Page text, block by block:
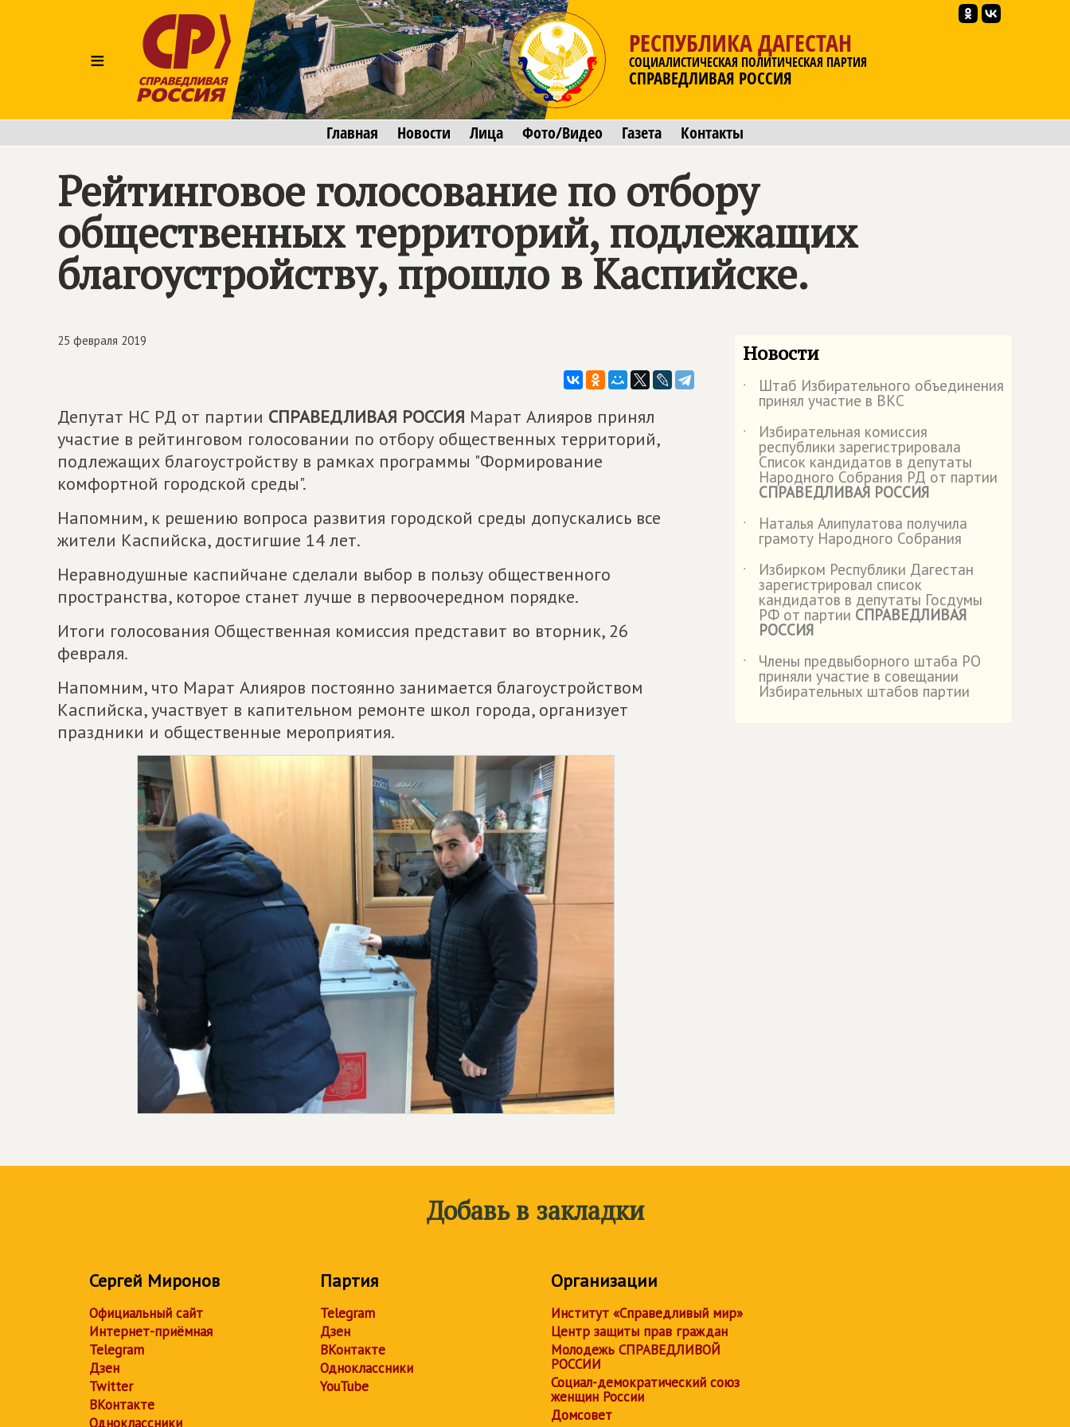
≡
РЕСПУБЛИКА ДАГЕСТАН
СОЦИАЛИСТИЧЕСКАЯ ПОЛИТИЧЕСКАЯ ПАРТИЯ
СПРАВЕДЛИВАЯ РОССИЯ
Главная Новости Лица Фото/Видео Газета Контакты
Рейтинговое голосование по отбору
общественных территорий, подлежащих
благоустройству, прошло в Каспийске.
25 февраля 2019
Депутат НС РД от партии СПРАВЕДЛИВАЯ РОССИЯ Марат Алияров принял
участие в рейтинговом голосовании по отбору общественных территорий,
подлежащих благоустройству в рамках программы "Формирование
комфортной городской среды".
Напомним, к решению вопроса развития городской среды допускались все
жители Каспийска, достигшие 14 лет.
Неравнодушные каспийчане сделали выбор в пользу общественного
пространства, которое станет лучше в первоочередном порядке.
Итоги голосования Общественная комиссия представит во вторник, 26
февраля.
Напомним, что Марат Алияров постоянно занимается благоустройством
Каспийска, участвует в капительном ремонте школ города, организует
праздники и общественные мероприятия.
Новости
˙ Штаб Избирательного объединения
принял участие в ВКС
˙
Избирательная комиссия
республики зарегистрировала
Список кандидатов в депутаты
Народного Собрания РД от партии
СПРАВЕДЛИВАЯ РОССИЯ
˙
Наталья Алипулатова получила
грамоту Народного Собрания
˙
Избирком Республики Дагестан
зарегистрировал список
кандидатов в депутаты Госдумы
РФ от партии СПРАВЕДЛИВАЯ
РОССИЯ
˙
Члены предвыборного штаба РО
приняли участие в совещании
Избирательных штабов партии
Добавь в закладки
Сергей Миронов
Официальный сайт
Интернет-приёмная
Telegram
Дзен
Twitter
ВКонтакте
Одноклассники
Партия
Telegram
Дзен
ВКонтакте
Одноклассники
YouTube
Организации
Институт «Справедливый мир»
Центр защиты прав граждан
Молодежь СПРАВЕДЛИВОЙ
РОССИИ
Социал-демократический союз
женщин России
Домсовет